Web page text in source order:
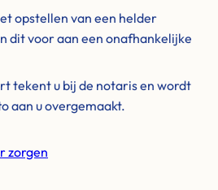
opstellen van een helder
dit voor aan een onafhankelijke
tekent u bij de notaris en wordt
aan u overgemaakt.
zorgen